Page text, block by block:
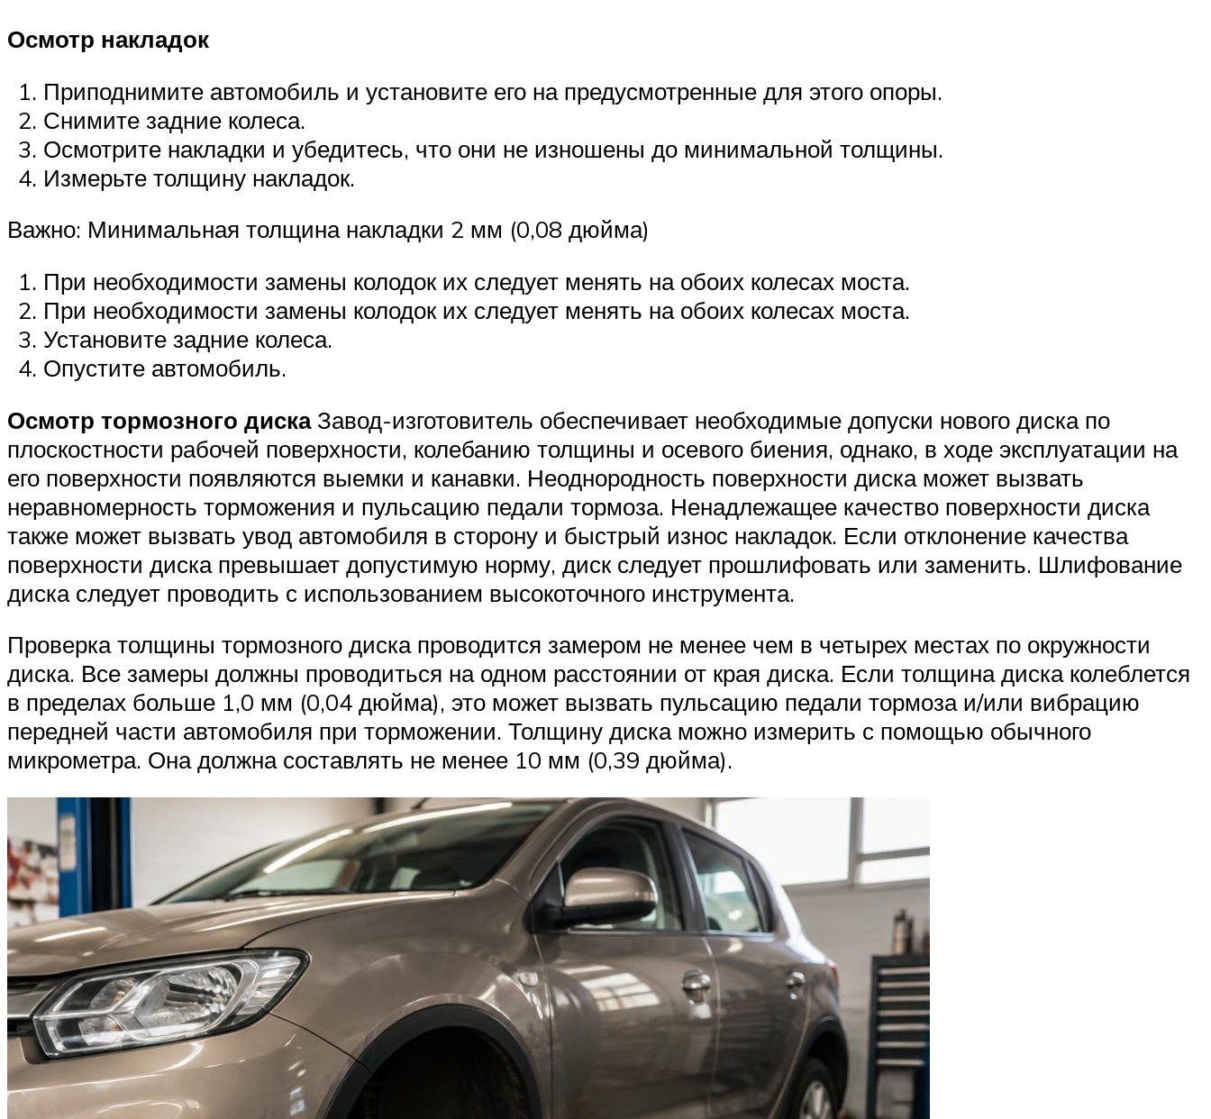
Осмотр накладок
Приподнимите автомобиль и установите его на предусмотренные для этого опоры.
Снимите задние колеса.
Осмотрите накладки и убедитесь, что они не изношены до минимальной толщины.
Измерьте толщину накладок.
Важно: Минимальная толщина накладки 2 мм (0,08 дюйма)
При необходимости замены колодок их следует менять на обоих колесах моста.
При необходимости замены колодок их следует менять на обоих колесах моста.
Установите задние колеса.
Опустите автомобиль.
Осмотр тормозного дискаЗавод-изготовитель обеспечивает необходимые допуски нового диска по
плоскостности рабочей поверхности, колебанию толщины и осевого биения, однако, в ходе эксплуатации на
его поверхности появляются выемки и канавки. Неоднородность поверхности диска может вызвать
неравномерность торможения и пульсацию педали тормоза. Ненадлежащее качество поверхности диска
также может вызвать увод автомобиля в сторону и быстрый износ накладок. Если отклонение качества
поверхности диска превышает допустимую норму, диск следует прошлифовать или заменить. Шлифование
диска следует проводить с использованием высокоточного инструмента.
Проверка толщины тормозного диска проводится замером не менее чем в четырех местах по окружности
диска. Все замеры должны проводиться на одном расстоянии от края диска. Если толщина диска колеблется
в пределах больше 1,0 мм (0,04 дюйма), это может вызвать пульсацию педали тормоза и/или вибрацию
передней части автомобиля при торможении. Толщину диска можно измерить с помощью обычного
микрометра. Она должна составлять не менее 10 мм (0,39 дюйма).